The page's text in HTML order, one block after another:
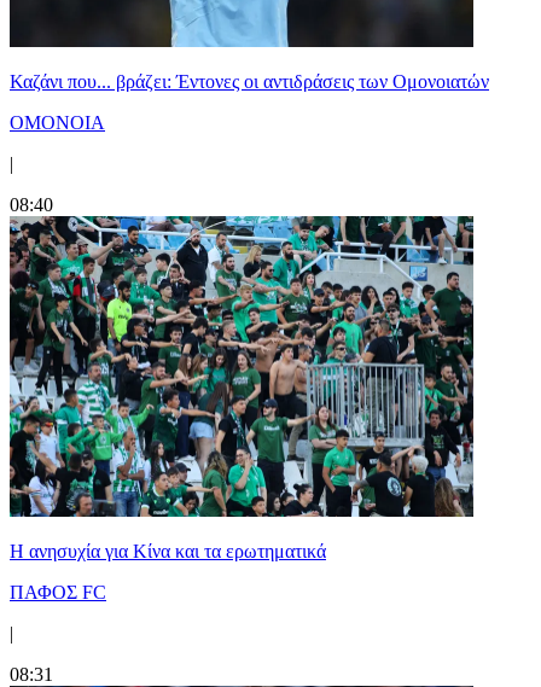
Καζάνι που... βράζει: Έντονες οι αντιδράσεις των Ομονοιατών
ΟΜΟΝΟΙΑ
|
08:40
Η ανησυχία για Κίνα και τα ερωτηματικά
ΠΑΦΟΣ FC
|
08:31